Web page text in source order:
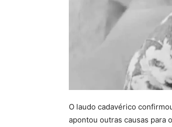
O laudo cadavérico
apontou outras causas para